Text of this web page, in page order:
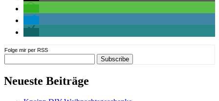
Folge mir per RSS
Neueste Beiträge